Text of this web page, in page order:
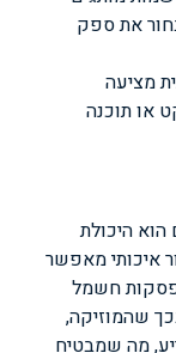
את ספק
מציעה
או תוכנה
הוא היכולת
איכותי מאפשר
חשמל
שהמוזיקה,
מה שמבטיח